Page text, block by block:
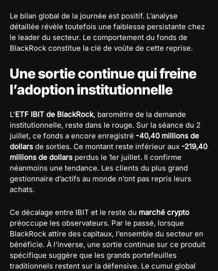
Le bilan global de la journée est positif. L’analyse
détaillée révèle toutefois une faiblesse persistante chez
le leader du secteur. Le comportement du fonds de
BlackRock constitue la clé de voûte de cette reprise.
Une sortie continue qui freine
l’adoption institutionnelle
L’ETF IBIT de BlackRock, baromètre de la demande
institutionnelle, reste dans le rouge. Sur la séance du 2
juillet, ce fonds a encore enregistré -40,40 millions de
dollars de sorties. Ce montant reste inférieur aux -219,40
millions de dollars perdus le 1er juillet. Il confirme
néanmoins une tendance. Les clients du plus grand
gestionnaire d’actifs au monde n’ont pas repris leurs
achats.
Ce décalage entre IBIT et le reste du marché crypto
préoccupe les observateurs. Par le passé, lorsque
BlackRock attire des capitaux, l’ensemble du secteur en
bénéficie. À l’inverse, une sortie continue sur ce produit
spécifique suggère que les grands portefeuilles
traditionnels restent sur la défensive. Le cumul global